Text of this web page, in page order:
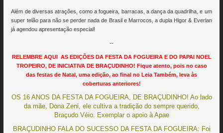
Além de diversas atrações, como a fogueira, barracas, a dança da quadrilha, e um
super telão para não se perder nada de Brasil e Marrocos, a dupla Higor & Everlan
já agendou apresentação especial!
--
RELEMBRE AQUI AS EDIÇÕES DA FESTA DA FOGUEIRA E DO PAPAI NOEL
TROPEIRO, DE INICIATIVA DE BRAÇUDINHO! Fique atento, pois no caso
das festas de Natal, uma edição, ao final no Leia Também, leva às
coberturas anteriores!
OS 16 ANOS DA FESTA DA FOGUEIRA, DE BRAÇUDINHO! Ao lado
da mãe, Dona Zeni, ele cultiva a tradição do sempre querido,
Braçudo Véio. Exemplar o apoio à Apae
BRAÇUDINHO FALA DO SUCESSO DA FESTA DA FOGUEIRA: Foi